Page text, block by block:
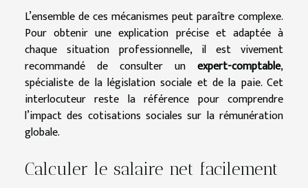
L’ensemble de ces mécanismes peut paraître complexe.
Pour obtenir une explication précise et adaptée à
chaque situation professionnelle, il est vivement
recommandé de consulter un expert-comptable,
spécialiste de la législation sociale et de la paie. Cet
interlocuteur reste la référence pour comprendre
l’impact des cotisations sociales sur la rémunération
globale.
Calculer le salaire net facilement